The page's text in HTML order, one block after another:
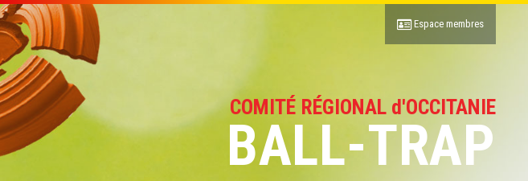
COMITÉ RÉGIONAL d'OCCITANIE
BALL-TRAP
Espace membres